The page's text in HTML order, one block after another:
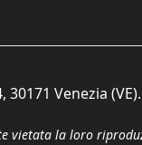
Venezia (VE).
vietata la loro